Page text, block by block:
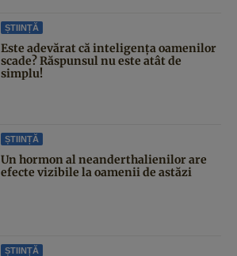
ȘTIINȚĂ
Este adevărat că inteligența oamenilor
scade? Răspunsul nu este atât de
simplu!
ȘTIINȚĂ
Un hormon al neanderthalienilor are
efecte vizibile la oamenii de astăzi
ȘTIINȚĂ